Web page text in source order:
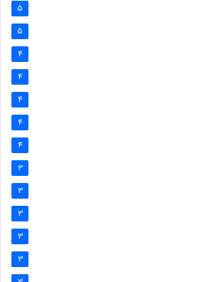
5
5
4
4
4
4
4
3
3
3
3
3